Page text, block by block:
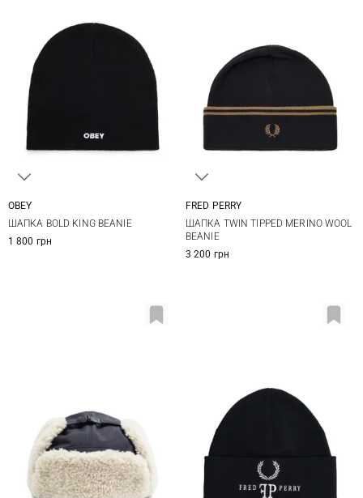
OBEY
ШАПКА BOLD KING BEANIE
1 800 грн
FRED PERRY
ШАПКА TWIN TIPPED MERINO WOOL
BEANIE
3 200 грн